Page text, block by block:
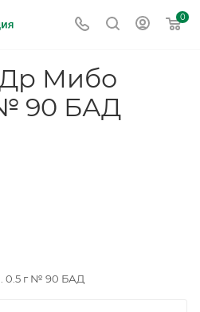
0
Мибо
№ 90 БАД
0.5 г № 90 БАД